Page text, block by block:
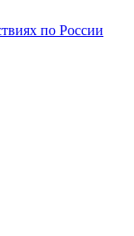
по России